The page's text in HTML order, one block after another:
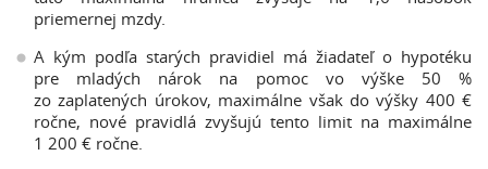
priemernej mzdy.
A kým podľa starých pravidiel má žiadateľ o hypotéku
pre mladých nárok na pomoc vo výške 50 %
zo zaplatených úrokov, maximálne však do výšky 400 €
ročne, nové pravidlá zvyšujú tento limit na maximálne
1 200 € ročne.